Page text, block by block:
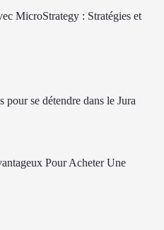
MicroStrategy : Stratégies et
pour se détendre dans le Jura
Pour Acheter Une